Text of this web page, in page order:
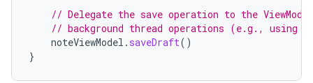
// Delegate the save operation to the
// background thread operations (e.g., using
noteViewModel . saveDraft()
}